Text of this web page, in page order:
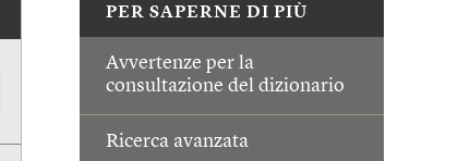
PER SAPERNE DI PIÙ
Avvertenze per la
consultazione del dizionario
Ricerca avanzata